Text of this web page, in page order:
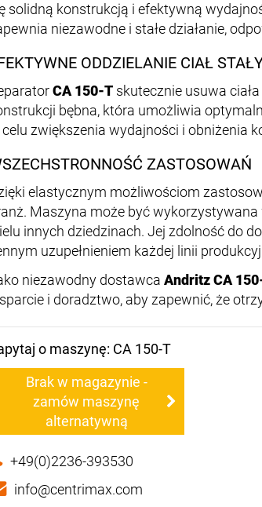
solidną konstrukcją i efektywną
niezawodne i stałe działanie,
ODDZIELANIE CIAŁ
CA 150-T skutecznie usuwa
bębna, która umożliwia
zwiększenia wydajności i obniżenia
ZASTOSOWAŃ
elastycznym możliwościom
Maszyna może być
innych dziedzinach. Jej zdolność do
uzupełnieniem każdej linii
niezawodny dostawca Andritz CA
i doradztwo, aby zapewnić, że
o maszynę: CA 150-T
Brak w magazynie -
zamów maszynę
alternatywną
+49(0)2236-393530
info@centrimax.com